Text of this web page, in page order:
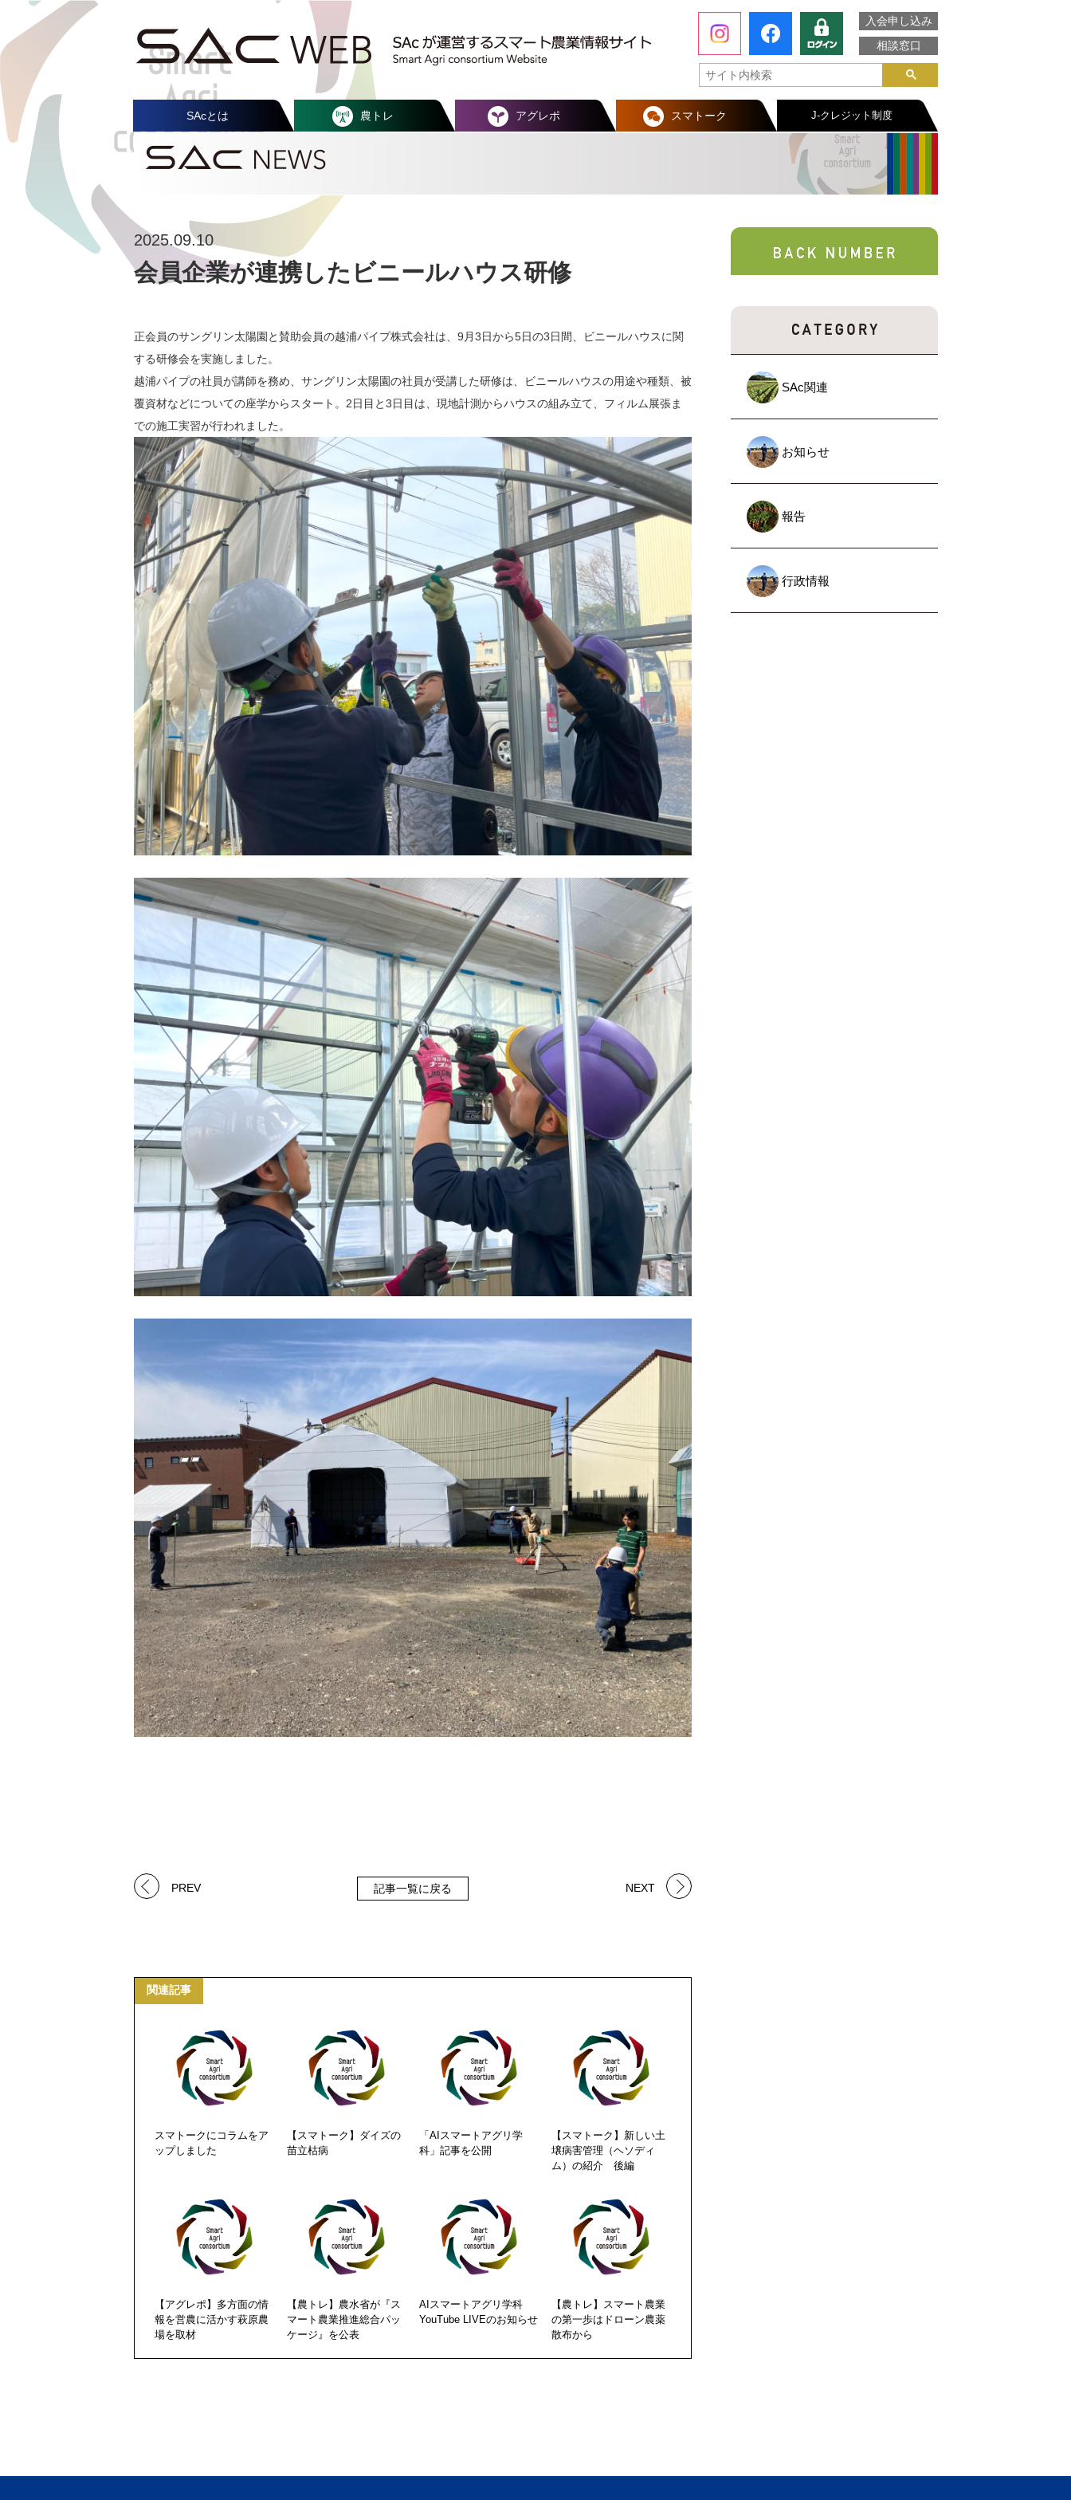
入会申し込み
相談窓口
SAcとは 農トレ アグレポ スマトーク J-クレジット制度
SAc関連
お知らせ
報告
行政情報
2025.09.10
会員企業が連携したビニールハウス研修
正会員のサングリン太陽園と賛助会員の越浦パイプ株式会社は、9月3日から5日の3日間、ビニールハウスに関
する研修会を実施しました。
越浦パイプの社員が講師を務め、サングリン太陽園の社員が受講した研修は、ビニールハウスの用途や種類、被
覆資材などについての座学からスタート。2日目と3日目は、現地計測からハウスの組み立て、フィルム展張ま
での施工実習が行われました。
PREV 記事一覧に戻る NEXT
関連記事
スマトークにコラムをア
ップしました
【スマトーク】ダイズの
苗立枯病
「AIスマートアグリ学
科」記事を公開
【スマトーク】新しい土
壌病害管理（ヘソディ
ム）の紹介 後編
【アグレポ】多方面の情
報を営農に活かす萩原農
場を取材
【農トレ】農水省が『ス
マート農業推進総合パッ
ケージ』を公表
AIスマートアグリ学科
YouTube LIVEのお知らせ
【農トレ】スマート農業
の第一歩はドローン農薬
散布から